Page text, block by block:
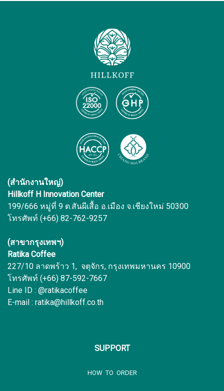
(สำนักงานใหญ่)
Hillkoff H Innovation Center
199/666 หมู่ที่ 9 ต.สันผีเสื้อ อ.เมือง จ.เชียงใหม่ 50300
โทรศัพท์ (+66) 82-762-9257
(สาขากรุงเทพฯ)
Ratika Coffee
227/10 ลาดพร้าว 1, จตุจักร, กรุงเทพมหานคร 10900
โทรศัพท์ (+66) 87-592-7667
Line ID : @ratikacoffee
E-mail : ratika@hillkoff.co.th
SUPPORT
HOW TO ORDER